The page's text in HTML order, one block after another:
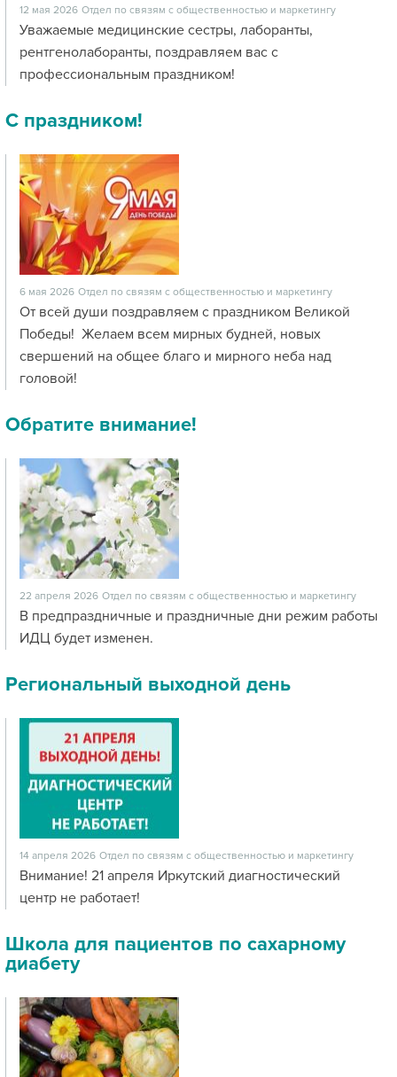
12 мая 2026 Отдел по связям с общественностью и маркетингу
Уважаемые медицинские сестры, лаборанты,
рентгенолаборанты, поздравляем вас с
профессиональным праздником!
С праздником!
6 мая 2026 Отдел по связям с общественностью и маркетингу
От всей души поздравляем с праздником Великой
Победы! Желаем всем мирных будней, новых
свершений на общее благо и мирного неба над
головой!
Обратите внимание!
22 апреля 2026 Отдел по связям с общественностью и маркетингу
В предпраздничные и праздничные дни режим работы
ИДЦ будет изменен.
Региональный выходной день
14 апреля 2026 Отдел по связям с общественностью и маркетингу
Внимание! 21 апреля Иркутский диагностический
центр не работает!
Школа для пациентов по сахарному
диабету